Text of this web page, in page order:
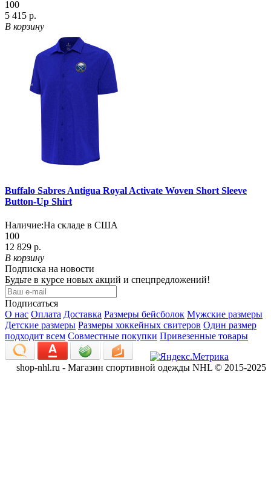
100
5 415 р.
В корзину
Buffalo Sabres Antigua Royal Activate Woven Short Sleeve
Button-Up Shirt
Наличие:На складе в США
100
12 829 р.
В корзину
Подписка на новости
Будьте в курсе новых акций и спецпредложений!
Подписаться
О нас Оплата Доставка Размеры бейсболок Мужские размеры
Детские размеры Размеры хоккейных свитеров Один размер
подходит всем Совместные покупки Привезенные товары
shop-nhl.ru - Магазин спортивной одежды NHL © 2015-2025